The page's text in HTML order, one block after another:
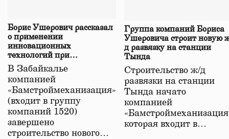
Борис Ушерович рассказал
о применении
инновационных
технологий при
строительстве нового моста
в Забайкалье
В Забайкалье
компанией
«Бамстроймеханизация»
(входит в группу
компаний 1520)
завершено
строительство нового…
Группа компаний Бориса
Ушеровича строит новую
д развязку на станции
Тында
Строительство ж/д
развязки на станции
Тында начато
компанией
которая входит в…